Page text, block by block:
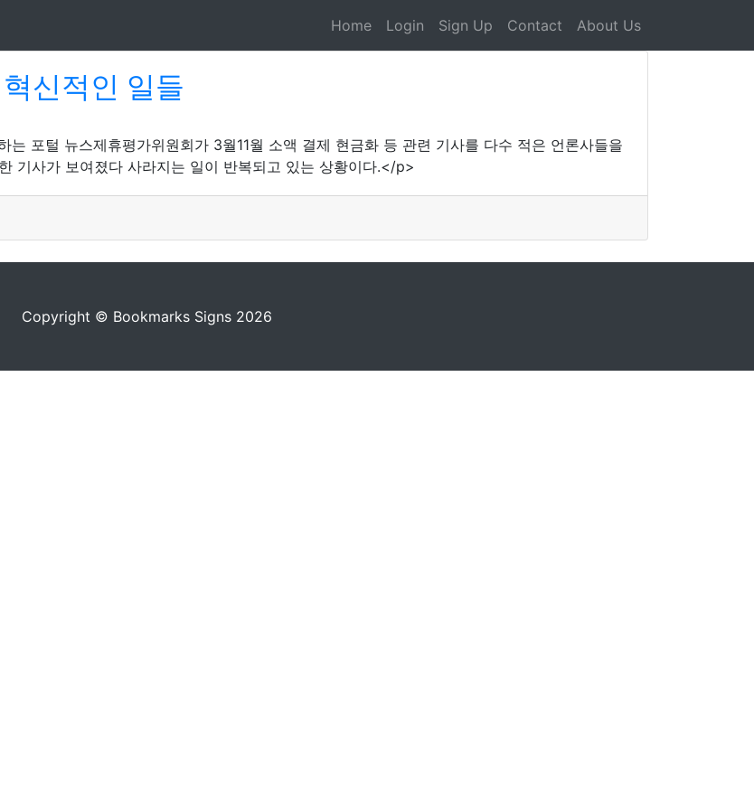
Home Login Sign Up Contact About Us
신적인 일들
포털 뉴스제휴평가위원회가 3월11월 소액 결제 현금화 등 관련 기사를 다수 적은 언론사들을
기사가 보여졌다 사라지는 일이 반복되고 있는 상황이다.</p>
Copyright © Bookmarks Signs 2026